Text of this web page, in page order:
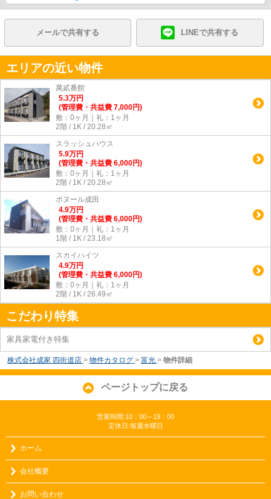
メールで共有する LINEで共有する
エリアの近い物件
萬貳番館
5.3万円
(管理費・共益費 7,000円)
敷：0ヶ月｜礼：1ヶ月
2階 / 1K / 20.28㎡
スラッシュハウス
5.9万円
(管理費・共益費 6,000円)
敷：0ヶ月｜礼：1ヶ月
2階 / 1K / 20.28㎡
ボヌール成田
4.9万円
(管理費・共益費 6,000円)
敷：0ヶ月｜礼：1ヶ月
1階 / 1K / 23.18㎡
スカイハイツ
4.9万円
(管理費・共益費 6,000円)
敷：0ヶ月｜礼：1ヶ月
2階 / 1K / 26.49㎡
こだわり特集
家具家電付き特集
株式会社成家 四街道店 > 物件カタログ > 富光 > 物件詳細
ページトップに戻る
営業時間:10：00～19：00
定休日:毎週水曜日
ホーム
会社概要
お問い合わせ